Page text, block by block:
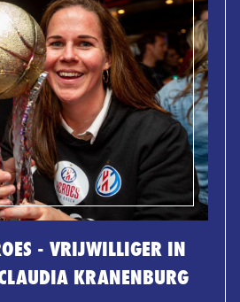
- VRIJWILLIGER IN
KRANENBURG